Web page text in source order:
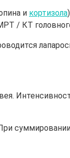
и кортизола
/ КТ